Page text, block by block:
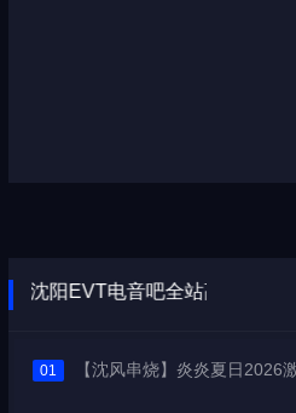
沈阳EVT电音吧全站高品质无
01 【沈风串烧】炎炎夏日2026